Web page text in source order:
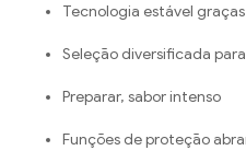
Tecnologia estável
Seleção diversificada
Preparar, sabor intenso
Funções de proteção